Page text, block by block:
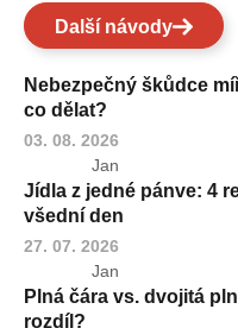
Další návody
Nebezpečný škůdce
co dělat?
03. 08. 2026
Jan
Jídla z jedné pánve: 4
všední den
27. 07. 2026
Jan
Plná čára vs. dvojitá
rozdíl?